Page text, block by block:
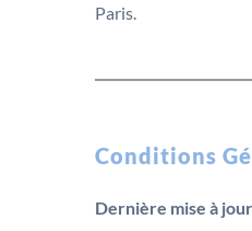
Paris.
Conditions
Dernière mise à